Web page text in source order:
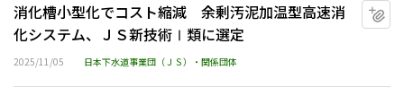
消化槽小型化でコスト縮減 余剰汚泥加温型高速消
化システム、ＪＳ新技術Ⅰ類に選定
2025/11/05 日本下水道事業団（ＪＳ）・関係団体